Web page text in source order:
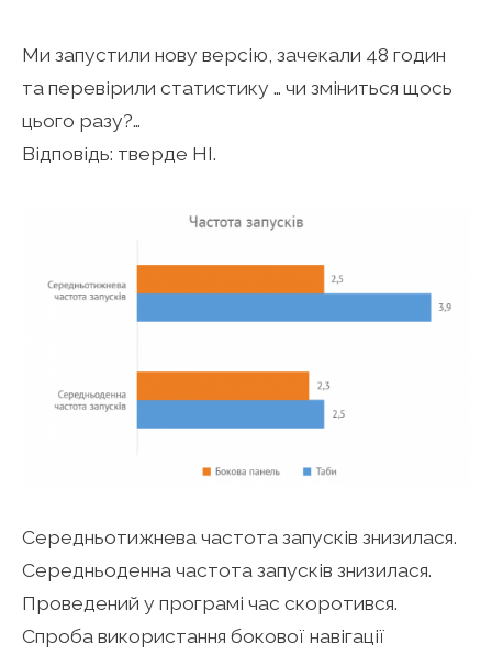
Ми запустили нову версію, зачекали 48 годин
та перевірили статистику … чи зміниться щось
цього разу?…
Відповідь: тверде НІ.
Середньотижнева частота запусків знизилася.
Середньоденна частота запусків знизилася.
Проведений у програмі час скоротився.
Спроба використання бокової навігації